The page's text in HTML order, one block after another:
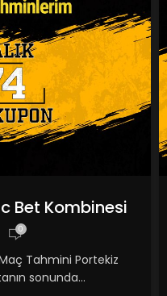
Bet Kombinesi
0
Tahmini Portekiz
sonunda...